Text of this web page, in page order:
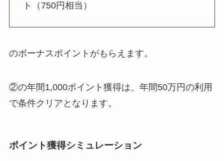
ト（750円相当）
のボーナスポイントがもらえます。
②の年間1,000ポイント獲得は、年間50万円の利用
で条件クリアとなります。
ポイント獲得シミュレーション